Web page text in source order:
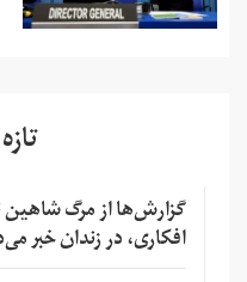
گزارش‌ها از مرگ
افکاری، در زندان خبر